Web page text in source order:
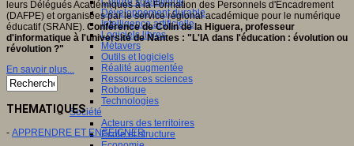
Développement durable
Intelligence artificielle
Logiciels libres
Métavers
Outils et logiciels
Réalité augmentée
Ressources sciences
Robotique
Technologies
Société
Acteurs des territoires
Ecole et structure
leurs Délégués Académiques à la Formation des Personnels d'Encadrement
(DAFPE) et organisées par le service régional académique pour le numérique
éducatif (SRANE). Conférence de Colin de la Higuera, professeur
d'informatique à l'université de Nantes : "L'IA dans l'éducation : évolution ou
révolution ?"
En savoir plus...
THEMATIQUES
- APPRENDRE ET ENSEIGNER